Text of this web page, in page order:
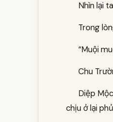
Nhìn lại
Trong
“Muội
Chu
Diệp
chịu ở lại